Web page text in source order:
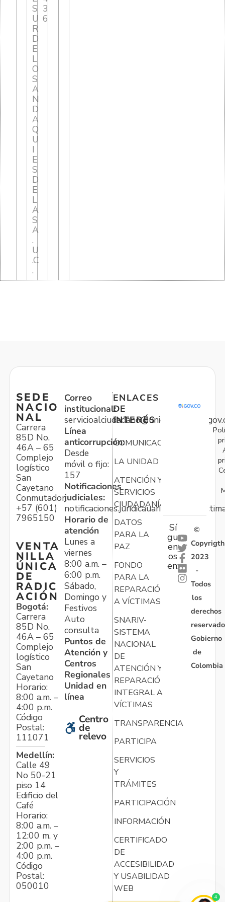
S
U
R
D
E
L
O
S
A
N
D
A
Q
U
I
E
S
D
E
L
A
S
A
.
U
.C
.
3
6
SEDE
NACIO
NAL
Carrera
85D No.
46A – 65
Complejo
logístico
San
Cayetano
Conmutador:
+57 (601)
7965150
VENTA
NILLA
ÚNICA
DE
RADIC
ACIÓN
Bogotá:
Carrera
85D No.
46A – 65
Complejo
logístico
San
Cayetano
Horario:
8:00 a.m. –
4:00 p.m.
Código
Postal:
111071
Medellín:
Calle 49
No 50-21
piso 14
Edificio del
Café
Horario:
8:00 a.m. –
12:00 m. y
2:00 p.m. –
4:00 p.m.
Código
Postal:
050010
Correo
institucional:
Línea
anticorrupción:
Desde
móvil o fijo:
157
Notificaciones
judiciales:
Horario de
atención
Lunes a
viernes
8:00 a.m. –
6:00 p.m.
Sábado,
Domingo y
Festivos
Auto
consulta
Puntos de
Atención y
Centros
Regionales
Unidad en
línea
Centro
de
relevo
ENLACES
DE
INTERÉS
COMUNICACIONES
LA UNIDAD
ATENCIÓN Y
SERVICIOS
CIUDADANÍA
DATOS
PARA LA
PAZ
FONDO
PARA LA
REPARACIÓN
A VÍCTIMAS
SNARIV-
SISTEMA
NACIONAL
DE
ATENCIÓN Y
REPARACIÓN
INTEGRAL A
VÍCTIMAS
TRANSPARENCIA
PARTICIPA
SERVICIOS
Y
TRÁMITES
PARTICIPACIÓN
INFORMACIÓN
CERTIFICADO
DE
ACCESIBILIDAD
Y USABILIDAD
WEB
Sí
gu
en
os
en:
©
Copyrigth
2023
-
Todos
los
derechos
Gobierno
de
Colombia
4